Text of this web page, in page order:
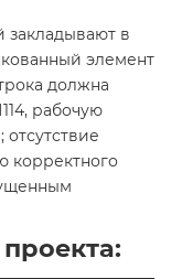
закладывают в
элемент
должна
рабочую
корректного